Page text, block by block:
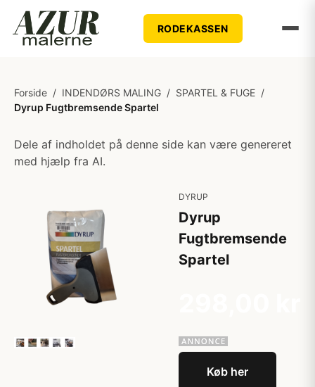
RODEKASSEN
Forside / INDENDØRS MALING / SPARTEL & FUGE /
Dyrup Fugtbremsende Spartel
Dele af indholdet på denne side kan være genereret
med hjælp fra AI.
DYRUP
Dyrup
Fugtbremsende
Spartel
Køb her